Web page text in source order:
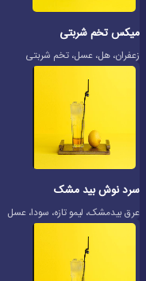
میکس تخم شربتی
زعفران، هل، عسل، تخم شربتی
سرد نوش بید مشک
عرق بیدمشک، لیمو تازه، سودا، عسل